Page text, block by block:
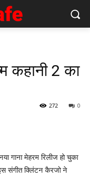
कहानी 2 का
0
272
गाना मेहरम रिलीज हो चुका
संगीत क्‍लिंटन कैरजो ने